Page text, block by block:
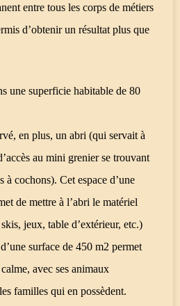
entre tous les corps de métiers
d’obtenir un résultat plus que
une superficie habitable de 80
en plus, un abri (qui servait à
au mini grenier se trouvant
à cochons). Cet espace d’une
de mettre à l’abri le matériel
jeux, table d’extérieur, etc.)
surface de 450 m2 permet
avec ses animaux
familles qui en possèdent.